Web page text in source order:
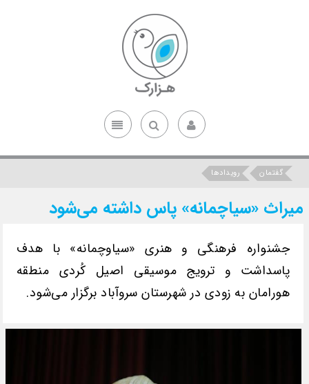
گفتمان رویدادها
میراث «سیاچمانه» پاس داشته می‌شود
جشنواره فرهنگی و هنری «سیاوچمانه» با هدف
پاسداشت و ترویج موسیقی اصیل کُردی منطقه
هورامان‌ به زودی در شهرستان سروآباد برگزار می‌شود.